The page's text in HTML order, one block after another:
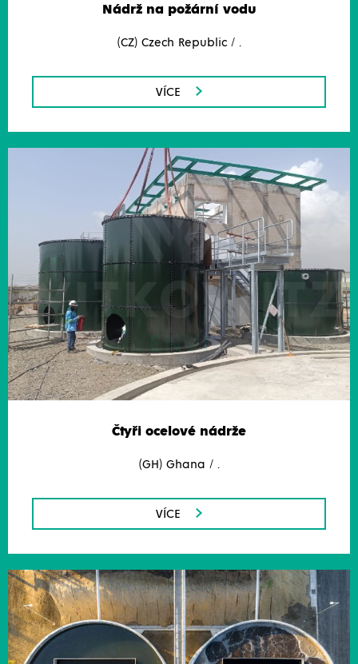
Nádrž na požární vodu
(CZ) Czech Republic / .
VÍCE
Čtyři ocelové nádrže
(GH) Ghana / .
VÍCE